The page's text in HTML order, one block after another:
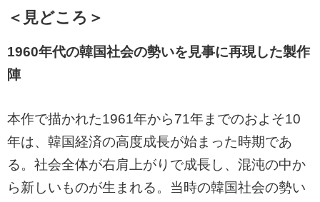
＜見どころ＞
1960年代の韓国社会の勢いを見事に再現した製作
陣
本作で描かれた1961年から71年までのおよそ10
年は、韓国経済の高度成長が始まった時期であ
る。社会全体が右肩上がりで成長し、混沌の中か
ら新しいものが生まれる。当時の韓国社会の勢い